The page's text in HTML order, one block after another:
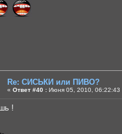
Re: СИСЬКИ или ПИВО?
« Ответ #40 : Июня 05, 2010, 06:22:43
!